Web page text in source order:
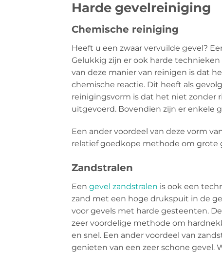
Harde gevelreiniging
Chemische reiniging
Heeft u een zwaar vervuilde gevel?
Gelukkig zijn er ook harde
van deze manier van reinigen is dat
chemische reactie. Dit heeft als
reinigingsvorm is dat het niet zonder
uitgevoerd. Bovendien zijn er enkele
Een ander voordeel van deze vorm
relatief goedkope methode om grote
Zandstralen
Een gevel zandstralen is ook een
zand met een hoge drukspuit in de
voor gevels met harde gesteenten.
zeer voordelige methode om
en snel. Een ander voordeel van
genieten van een zeer schone gevel.